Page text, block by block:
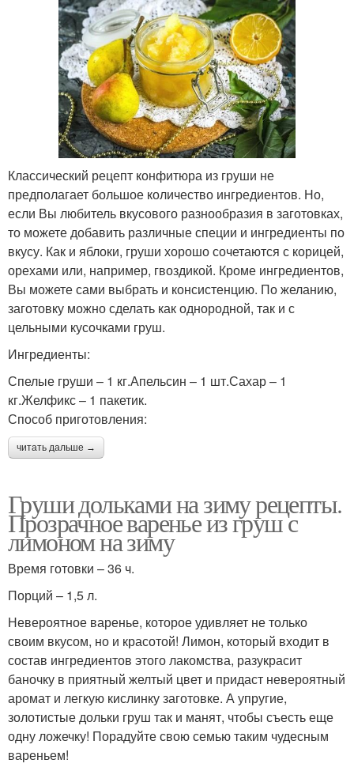
Классический рецепт конфитюра из груши не
предполагает большое количество ингредиентов. Но,
если Вы любитель вкусового разнообразия в заготовках,
то можете добавить различные специи и ингредиенты по
вкусу. Как и яблоки, груши хорошо сочетаются с корицей,
орехами или, например, гвоздикой. Кроме ингредиентов,
Вы можете сами выбрать и консистенцию. По желанию,
заготовку можно сделать как однородной, так и с
цельными кусочками груш.
Ингредиенты:
Спелые груши – 1 кг.Апельсин – 1 шт.Сахар – 1
кг.Желфикс – 1 пакетик.
Способ приготовления:
читать дальше →
Груши дольками на зиму рецепты.
Прозрачное варенье из груш с
лимоном на зиму
Время готовки – 36 ч.
Порций – 1,5 л.
Невероятное варенье, которое удивляет не только
своим вкусом, но и красотой! Лимон, который входит в
состав ингредиентов этого лакомства, разукрасит
баночку в приятный желтый цвет и придаст невероятный
аромат и легкую кислинку заготовке. А упругие,
золотистые дольки груш так и манят, чтобы съесть еще
одну ложечку! Порадуйте свою семью таким чудесным
вареньем!